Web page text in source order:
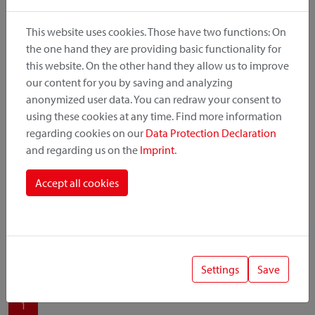
produit, le point de montage et le système de fixation.
Catégorie de produit
Position de montage
Système de fixation
1
This website uses cookies. Those have two functions: On
the one hand they are providing basic functionality for
this website. On the other hand they allow us to improve
our content for you by saving and analyzing
anonymized user data. You can redraw your consent to
using these cookies at any time. Find more information
regarding cookies on our Data Protection Declaration
and regarding us on the Imprint.
Accept all cookies
Settings Save